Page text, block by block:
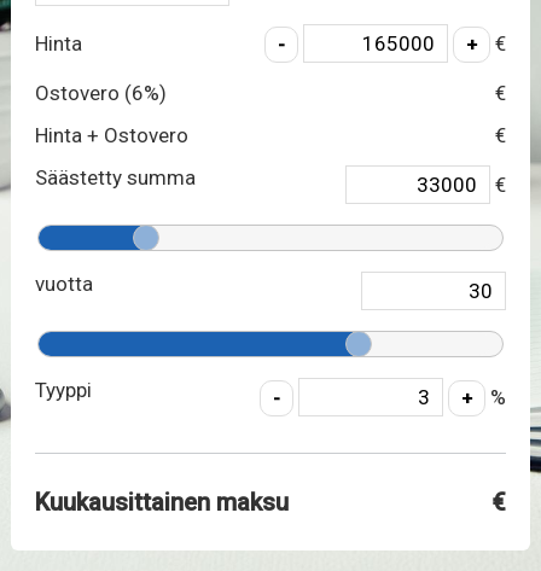
Hinta €
Ostovero (6%)
€
Hinta + Ostovero
€
Säästetty summa
€
vuotta
Tyyppi %
Kuukausittainen maksu €